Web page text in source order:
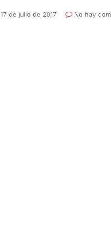
17 de julio de 2017 No hay